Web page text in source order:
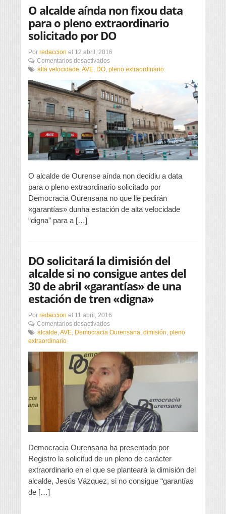
O alcalde aínda non fixou data
para o pleno extraordinario
solicitado por DO
Por redaccion el 12 abril, 2016
Comentarios desactivadosen
O
aínda
non
fixou
data
para
o
pleno
extraordinario
solicitado
DO
alta velocidade,AVE, DO, pleno extraordinario
O alcalde de Ourense aínda non decidiu a data
para o pleno extraordinario solicitado por
Democracia Ourensana no que lle pedirán
«garantías» dunha estación de alta velocidade
“digna” para a […]
DO solicitará la dimisión del
alcalde si no consigue antes del
30 de abril «garantías» de una
estación de tren «digna»
Por redaccion el 11 abril, 2016
Comentarios desactivadosen
DO
dimisión
del
alcalde
si
no
consigue
antes
del
30
abril
«garantías»
de
una
estación
alcalde AVE Democracia Ourensana dimisión pleno
extraordinario
Democracia Ourensana ha presentado por
Registro la solicitud de un pleno de carácter
extraordinario en el que se planteará la dimisión del
alcalde, Jesús Vázquez, si no consigue “garantías
de […]